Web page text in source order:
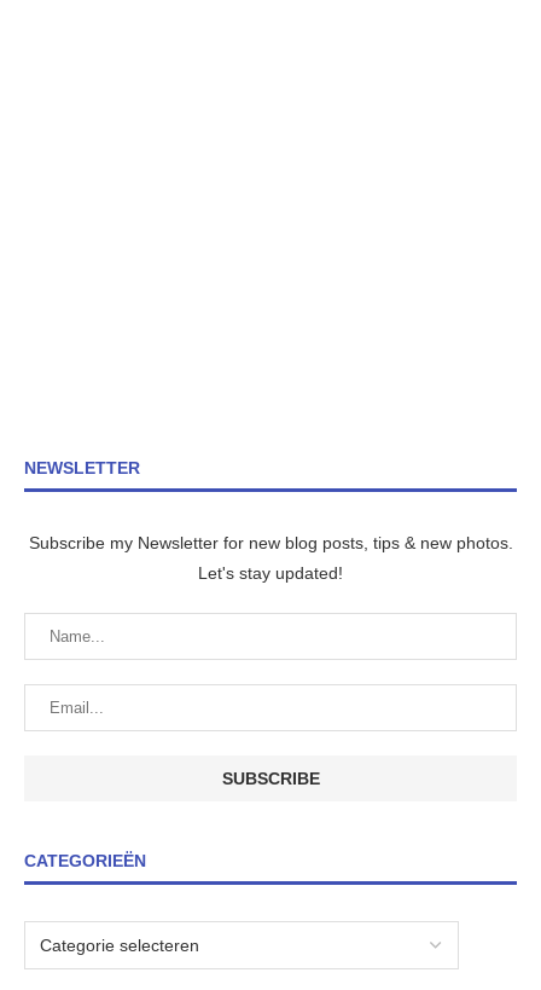
NEWSLETTER
Subscribe my Newsletter for new blog posts, tips & new photos.
Let's stay updated!
CATEGORIEËN